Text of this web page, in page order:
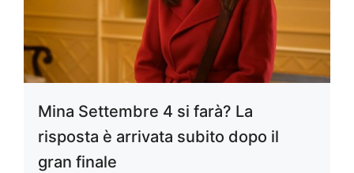
Mina Settembre 4 si farà? La
risposta è arrivata subito dopo il
gran finale